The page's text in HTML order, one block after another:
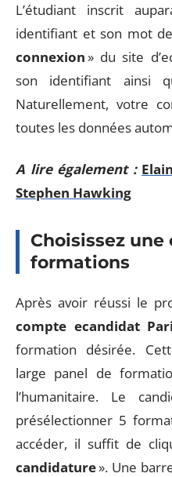
L’étudiant inscrit
identifiant et son mot
connexion» du site
son identifiant ainsi
Naturellement, votre
toutes les données
A lire également :
Stephen Hawking
Choisissez une
formations
Après avoir réussi le
compte ecandidat
formation désirée.
large panel de
l’humanitaire. Le
présélectionner 5
accéder, il suffit de
candidature». Une